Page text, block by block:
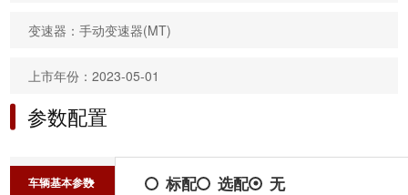
变速器：手动变速器(MT)
上市年份：2023-05-01
参数配置
车辆基本参数 标配 选配 无